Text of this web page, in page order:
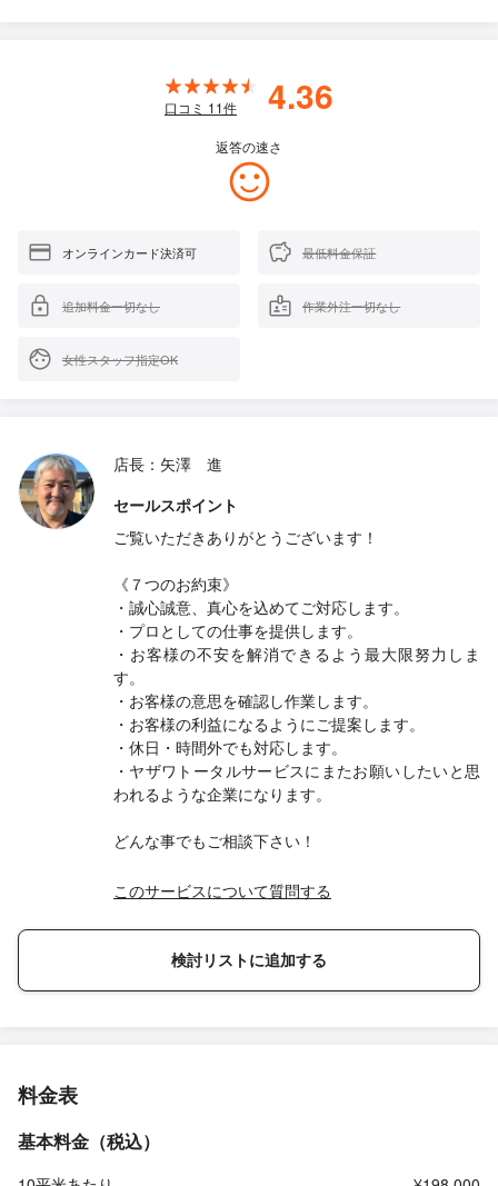
口コミ 11件 4.36
返答の速さ
オンラインカード決済可 最低料金保証
追加料金一切なし 作業外注一切なし
女性スタッフ指定OK
店長：矢澤 進
セールスポイント
ご覧いただきありがとうございます！
《７つのお約束》
・誠心誠意、真心を込めてご対応します。
・プロとしての仕事を提供します。
・お客様の不安を解消できるよう最大限努力しま
す。
・お客様の意思を確認し作業します。
・お客様の利益になるようにご提案します。
・休日・時間外でも対応します。
・ヤザワトータルサービスにまたお願いしたいと思
われるような企業になります。
どんな事でもご相談下さい！
このサービスについて質問する
検討リストに追加する
料金表
基本料金（税込）